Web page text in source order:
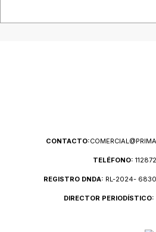
CONTACTO:
TELÉFONO:
REGISTRO DNDA: RL-2024-
DIRECTOR PERIODÍSTICO: